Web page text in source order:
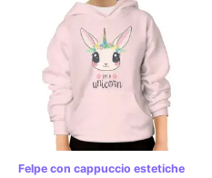
Felpe con cappuccio estetiche